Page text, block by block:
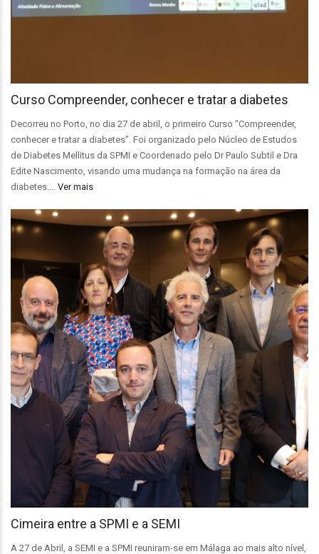
Curso Compreender, conhecer e tratar a diabetes
Decorreu no Porto, no dia 27 de abril, o primeiro Curso “Compreender,
conhecer e tratar a diabetes”. Foi organizado pelo Núcleo de Estudos
de Diabetes Mellitus da SPMI e Coordenado pelo Dr Paulo Subtil e Dra
Edite Nascimento, visando uma mudança na formação na área da
diabetes.… Ver mais
Cimeira entre a SPMI e a SEMI
A 27 de Abril, a SEMI e a SPMI reuniram-se em Málaga ao mais alto nível,